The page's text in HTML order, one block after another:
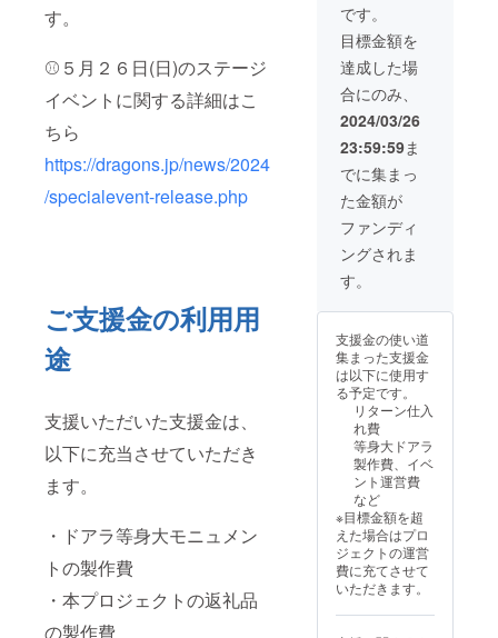
す。
⚾５月２６日(日)のステージ
イベントに関する詳細はこ
ちら
https://dragons.jp/news/2024
/specialevent-release.php
ご支援金の利用用
途
支援いただいた支援金は、
以下に充当させていただき
ます。
・ドアラ等身大モニュメン
トの製作費
・本プロジェクトの返礼品
の製作費
④5月26
日vsヤ
クル
ト・三
塁側内
野B席(1
枚 ※席
番は選
べませ
ん)、
⑤5月26
日試合
後ス
ト参加
ステー
ジイベ
ント後
にバン
テリン
ナゴヤ
(バック
ヤード)
アラと
等身大
ドアラ
との記
念撮影
権、
です。
目標金額を
達成した場
合にのみ、
2024/03/26
23:59:59ま
でに集まっ
た金額が
ファンディ
ングされま
す。
支援金の使い道
集まった支援金
は以下に使用す
る予定です。
リターン仕入
れ費
等身大ドアラ
製作費、イベ
ント運営費
など
※目標金額を超
えた場合はプロ
ジェクトの運営
費に充てさせて
いただきます。